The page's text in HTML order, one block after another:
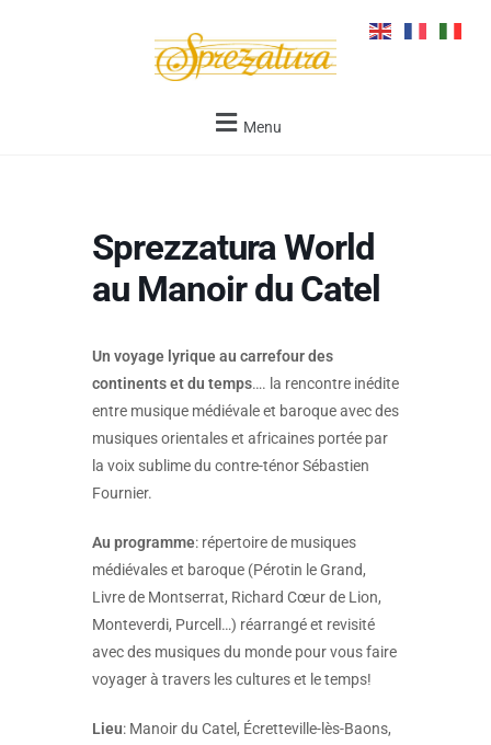
Menu
Sprezzatura World
au Manoir du Catel
Un voyage lyrique au carrefour des
continents et du temps…. la rencontre inédite
entre musique médiévale et baroque avec des
musiques orientales et africaines portée par
la voix sublime du contre-ténor Sébastien
Fournier.
Au programme: répertoire de musiques
médiévales et baroque (Pérotin le Grand,
Livre de Montserrat, Richard Cœur de Lion,
Monteverdi, Purcell…) réarrangé et revisité
avec des musiques du monde pour vous faire
voyager à travers les cultures et le temps!
Lieu: Manoir du Catel, Écretteville-lès-Baons,